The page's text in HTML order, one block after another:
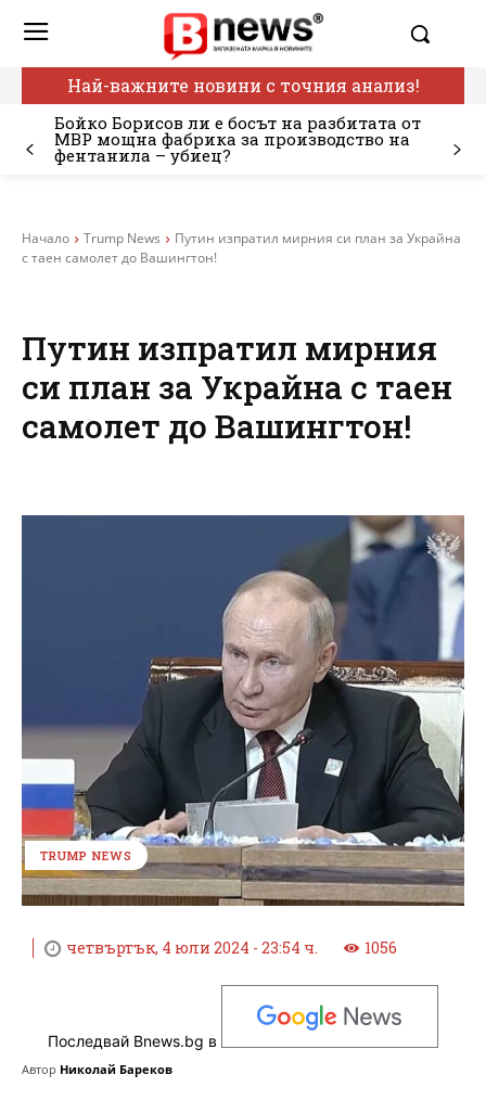
Най-важните новини с точния анализ!
Бойко Борисов ли е босът на разбитата от
МВР мощна фабрика за производство на
фентанила – убиец?
Начало Trump News
Путин изпратил мирния си план за Украйна
с таен самолет до Вашингтон!
Путин изпратил мирния
си план за Украйна с таен
самолет до Вашингтон!
TRUMP NEWS
четвъртък, 4 юли 2024 - 23:54 ч. 1056
Последвай Bnews.bg в
Автор Николай Бареков